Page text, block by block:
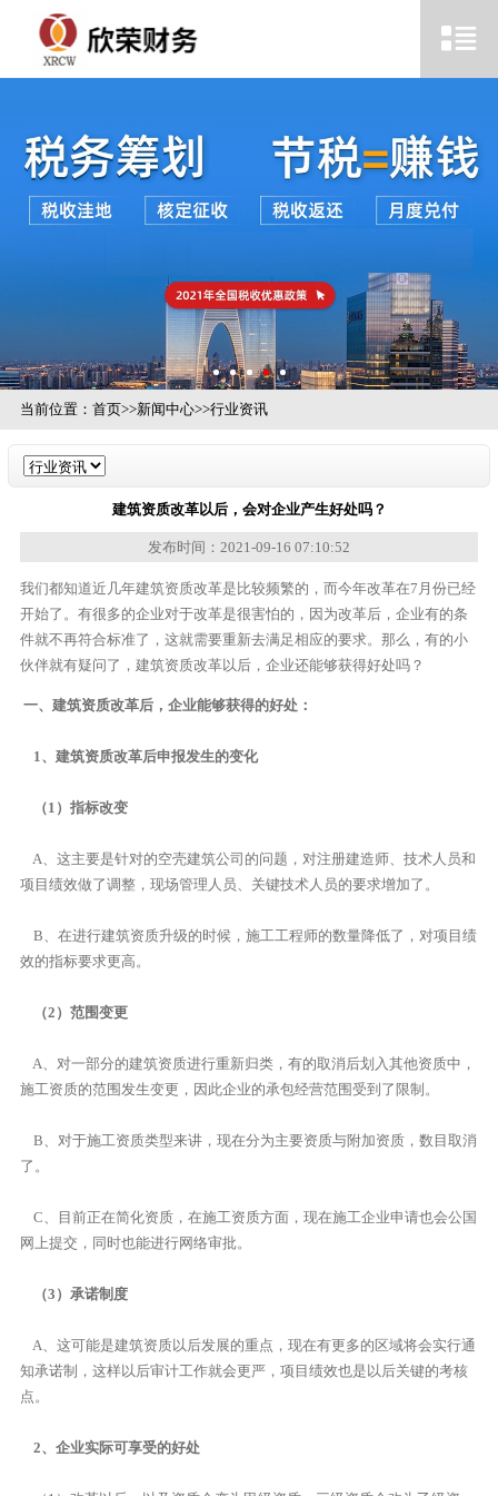
当前位置： 首页>>新闻中心>>行业资讯
建筑资质改革以后，会对企业产生好处吗？
发布时间：2021-09-16 07:10:52
我们都知道近几年建筑资质改革是比较频繁的，而今年改革在7月份已经
开始了。有很多的企业对于改革是很害怕的，因为改革后，企业有的条
件就不再符合标准了，这就需要重新去满足相应的要求。那么，有的小
伙伴就有疑问了，建筑资质改革以后，企业还能够获得好处吗？
一、建筑资质改革后，企业能够获得的好处：
1、建筑资质改革后申报发生的变化
（1）指标改变
A、这主要是针对的空壳建筑公司的问题，对注册建造师、技术人员和
项目绩效做了调整，现场管理人员、关键技术人员的要求增加了。
B、在进行建筑资质升级的时候，施工工程师的数量降低了，对项目绩
效的指标要求更高。
（2）范围变更
A、对一部分的建筑资质进行重新归类，有的取消后划入其他资质中，
施工资质的范围发生变更，因此企业的承包经营范围受到了限制。
B、对于施工资质类型来讲，现在分为主要资质与附加资质，数目取消
了。
C、目前正在简化资质，在施工资质方面，现在施工企业申请也会公国
网上提交，同时也能进行网络审批。
（3）承诺制度
A、这可能是建筑资质以后发展的重点，现在有更多的区域将会实行通
知承诺制，这样以后审计工作就会更严，项目绩效也是以后关键的考核
点。
2、企业实际可享受的好处